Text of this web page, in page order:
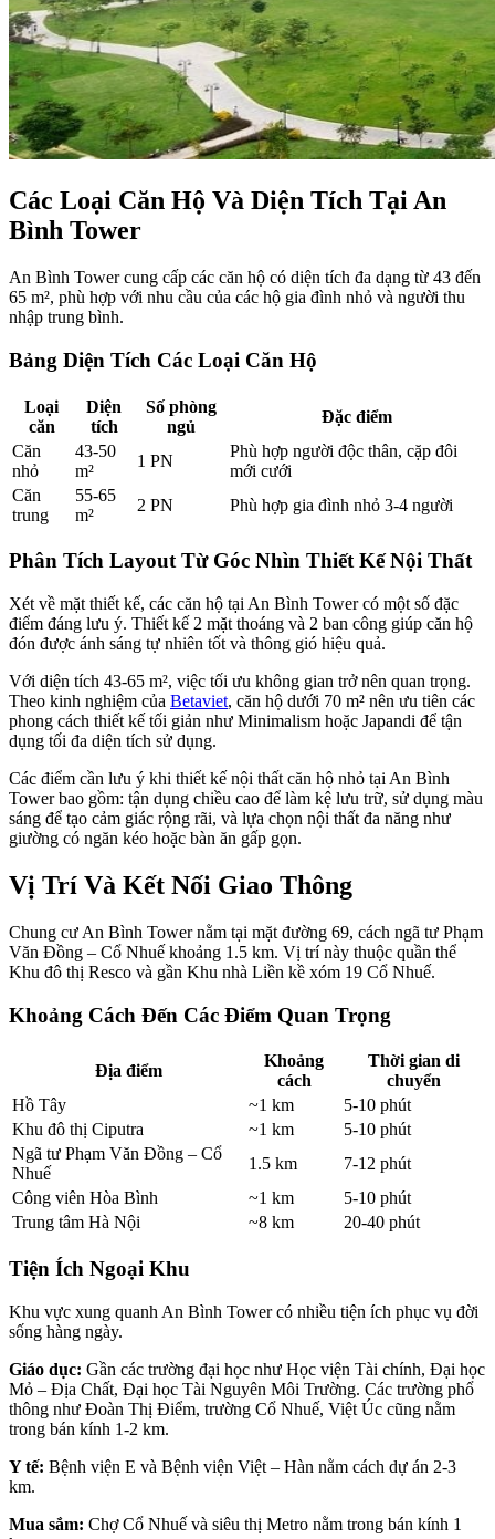
Các Loại Căn Hộ Và Diện Tích Tại An
Bình Tower
An Bình Tower cung cấp các căn hộ có diện tích đa dạng từ 43 đến
65 m², phù hợp với nhu cầu của các hộ gia đình nhỏ và người thu
nhập trung bình.
Bảng Diện Tích Các Loại Căn Hộ
Loại
căn
Diện
tích
Số phòng
ngủ
Đặc điểm
Căn
nhỏ
43-50
m²
1 PN
Phù hợp người độc thân, cặp đôi
mới cưới
Căn
trung
55-65
m²
2 PN Phù hợp gia đình nhỏ 3-4 người
Phân Tích Layout Từ Góc Nhìn Thiết Kế Nội Thất
Xét về mặt thiết kế, các căn hộ tại An Bình Tower có một số đặc
điểm đáng lưu ý. Thiết kế 2 mặt thoáng và 2 ban công giúp căn hộ
đón được ánh sáng tự nhiên tốt và thông gió hiệu quả.
Với diện tích 43-65 m², việc tối ưu không gian trở nên quan trọng.
Theo kinh nghiệm của Betaviet, căn hộ dưới 70 m² nên ưu tiên các
phong cách thiết kế tối giản như Minimalism hoặc Japandi để tận
dụng tối đa diện tích sử dụng.
Các điểm cần lưu ý khi thiết kế nội thất căn hộ nhỏ tại An Bình
Tower bao gồm: tận dụng chiều cao để làm kệ lưu trữ, sử dụng màu
sáng để tạo cảm giác rộng rãi, và lựa chọn nội thất đa năng như
giường có ngăn kéo hoặc bàn ăn gấp gọn.
Vị Trí Và Kết Nối Giao Thông
Chung cư An Bình Tower nằm tại mặt đường 69, cách ngã tư Phạm
Văn Đồng – Cổ Nhuế khoảng 1.5 km. Vị trí này thuộc quần thể
Khu đô thị Resco và gần Khu nhà Liền kề xóm 19 Cổ Nhuế.
Khoảng Cách Đến Các Điểm Quan Trọng
Địa điểm
Khoảng
cách
Thời gian di
chuyển
Hồ Tây
~1 km
5-10 phút
Khu đô thị Ciputra
~1 km
5-10 phút
Ngã tư Phạm Văn Đồng – Cổ
Nhuế
1.5 km
7-12 phút
Công viên Hòa Bình
~1 km
5-10 phút
Trung tâm Hà Nội
~8 km 20-40 phút
Tiện Ích Ngoại Khu
Khu vực xung quanh An Bình Tower có nhiều tiện ích phục vụ đời
sống hàng ngày.
Giáo dục: Gần các trường đại học như Học viện Tài chính, Đại học
Mỏ – Địa Chất, Đại học Tài Nguyên Môi Trường. Các trường phổ
thông như Đoàn Thị Điểm, trường Cổ Nhuế, Việt Úc cũng nằm
trong bán kính 1-2 km.
Y tế: Bệnh viện E và Bệnh viện Việt – Hàn nằm cách dự án 2-3
km.
Mua sắm: Chợ Cổ Nhuế và siêu thị Metro nằm trong bán kính 1